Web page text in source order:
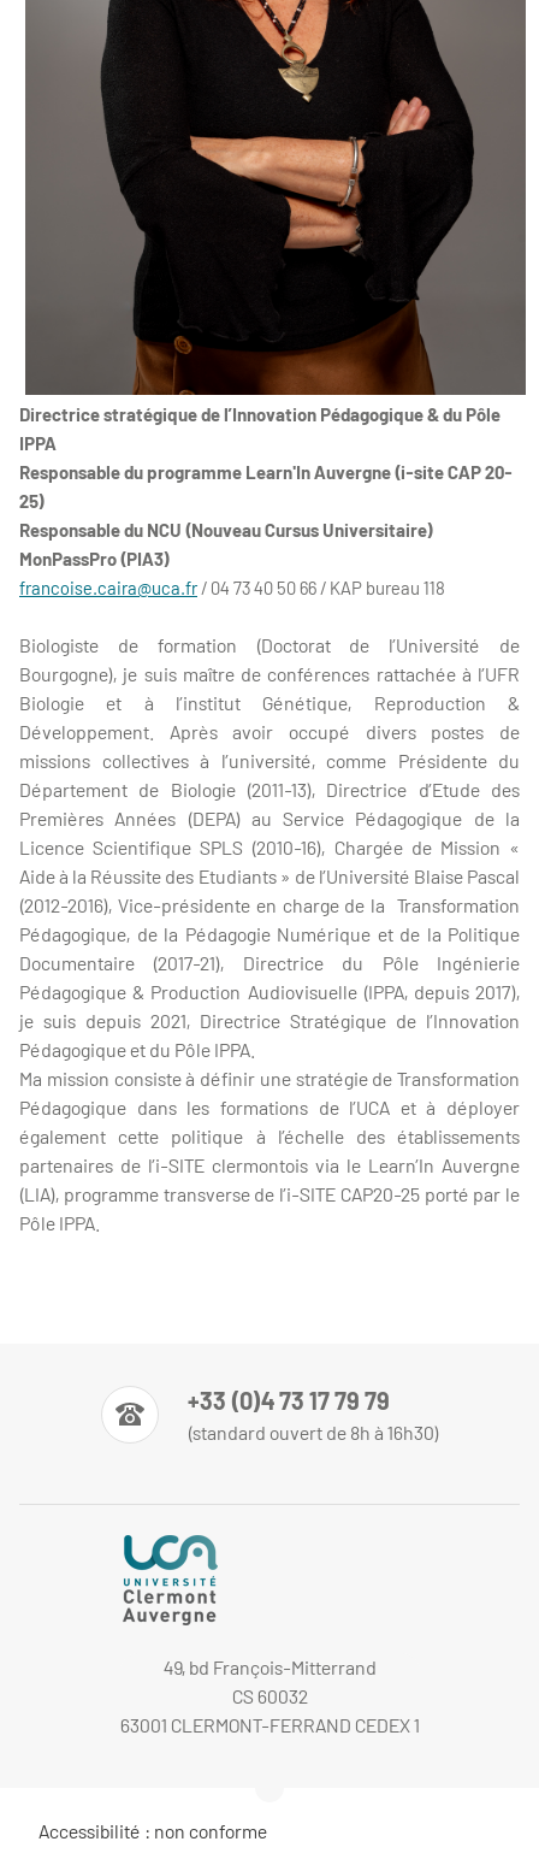
Directrice stratégique de l’Innovation Pédagogique & du Pôle
IPPA
Responsable du programme Learn'In Auvergne (i-site CAP 20-
25)
Responsable du NCU (Nouveau Cursus Universitaire)
MonPassPro (PIA3)
francoise.caira@uca.fr / 04 73 40 50 66 / KAP bureau 118
Biologiste de formation (Doctorat de l’Université de
Bourgogne), je suis maître de conférences rattachée à l’UFR
Biologie et à l’institut Génétique, Reproduction &
Développement. Après avoir occupé divers postes de
missions collectives à l’université, comme Présidente du
Département de Biologie (2011-13), Directrice d’Etude des
Premières Années (DEPA) au Service Pédagogique de la
Licence Scientifique SPLS (2010-16), Chargée de Mission «
Aide à la Réussite des Etudiants » de l’Université Blaise Pascal
(2012-2016), Vice-présidente en charge de la Transformation
Pédagogique, de la Pédagogie Numérique et de la Politique
Documentaire (2017-21), Directrice du Pôle Ingénierie
Pédagogique & Production Audiovisuelle (IPPA, depuis 2017),
je suis depuis 2021, Directrice Stratégique de l’Innovation
Pédagogique et du Pôle IPPA.
Ma mission consiste à définir une stratégie de Transformation
Pédagogique dans les formations de l’UCA et à déployer
également cette politique à l’échelle des établissements
partenaires de l’i-SITE clermontois via le Learn’In Auvergne
(LIA), programme transverse de l’i-SITE CAP20-25 porté par le
Pôle IPPA.
+33 (0)4 73 17 79 79
(standard ouvert de 8h à 16h30)
49, bd François-Mitterrand
CS 60032
63001 CLERMONT-FERRAND CEDEX 1
Accessibilité : non conforme